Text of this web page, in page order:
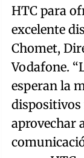
HTC para
excelente
Chomet,
Vodafone.
esperan la
dispositivos
aprovechar